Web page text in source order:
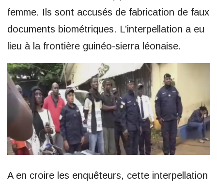
femme. Ils sont accusés de fabrication de faux
documents biométriques. L’interpellation a eu
lieu à la frontière guinéo-sierra léonaise.
A en croire les enquêteurs, cette interpellation